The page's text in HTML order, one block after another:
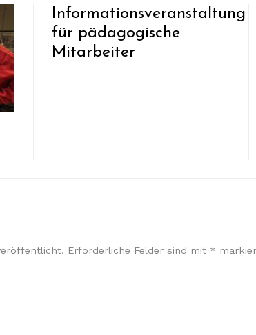
Informationsveranstaltung
für pädagogische
Mitarbeiter
Erforderliche Felder sind mit *